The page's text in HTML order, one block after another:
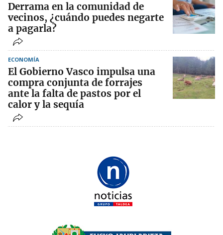
Derrama en la comunidad de
vecinos, ¿cuándo puedes negarte
a pagarla?
ECONOMÍA
El Gobierno Vasco impulsa una
compra conjunta de forrajes
ante la falta de pastos por el
calor y la sequía